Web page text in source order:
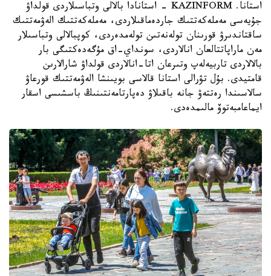
استانا. KAZINFORM - استانادا بالالى وتباسىلاردى قولداۋ
جۇيەسى مەملەكەتتىك جاردەماقىلاردى، مەملەكەتتىك الەۋمەتتىك
ساقتاندىرۋ قورىنان تولەنەتىن تولەمدەردى، كوپبالالى وتباسىلار
مەن ماراپاتتالعان انالاردى، سونداي-اق مۇگەدەكتىگى بار
بالالاردى تاربيەلەپ وتىرعان اتا-انالاردى قولداۋ شارالارىن
قامتيدى. بۇل تۋرالى استانا قالاسى بويىنشا الەۋمەتتىك قورعاۋ
سالاسىندا رەتتەۋ جانە باقىلاۋ دەپارتامەنتىنىڭ باسشىسى اسقار
ايماعامبەتوۆ مالىمدەدى.